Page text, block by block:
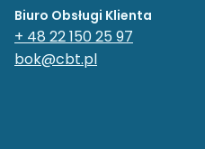
Biuro Obsługi Klienta
+ 48 22 150 25 97
bok@cbt.pl